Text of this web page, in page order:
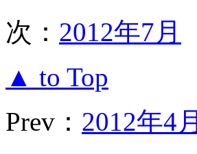
次： 2012年7月
▲ to Top
Prev： 2012年4月